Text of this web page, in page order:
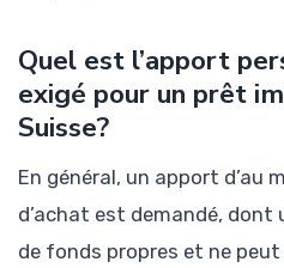
Quel est l’apport
exigé pour un prêt
Suisse?
En général, un apport d’au
d’achat est demandé,
de fonds propres et ne